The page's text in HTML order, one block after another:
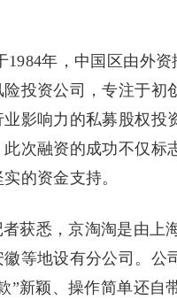
1984年，中国区由外
投资公司，专注于初
影响力的私募股权
次融资的成功不仅
的资金支持。
获悉，京淘淘是由上
等地设有分公司。
”新颖、操作简单还自